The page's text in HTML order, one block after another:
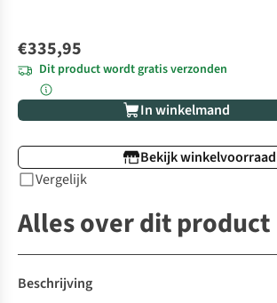
€335,95
Dit product wordt gratis verzonden
In winkelmand
Bekijk winkelvoorraad
Vergelijk
Alles over dit product
Beschrijving